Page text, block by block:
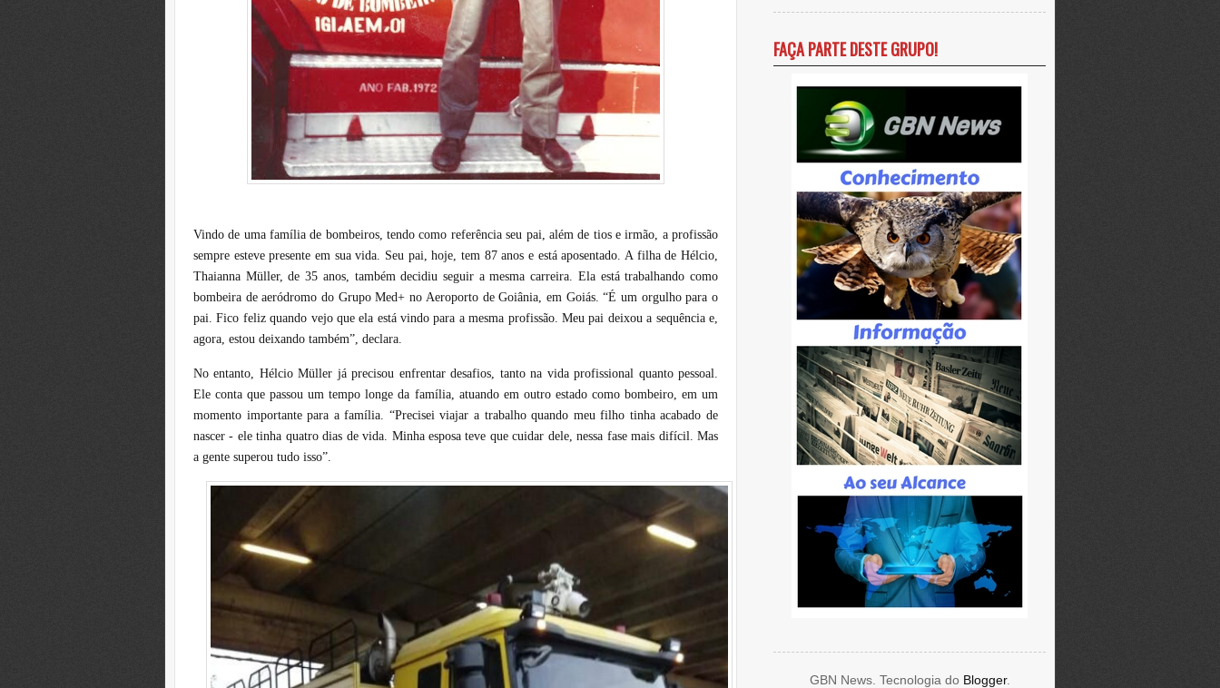
Vindo de uma família de bombeiros, tendo como referência seu pai, além de tios e irmão, a profissão
sempre esteve presente em sua vida. Seu pai, hoje, tem 87 anos e está aposentado. A filha de Hélcio,
Thaianna Müller, de 35 anos, também decidiu seguir a mesma carreira. Ela está trabalhando como
bombeira de aeródromo do Grupo Med+ no Aeroporto de Goiânia, em Goiás. “É um orgulho para o
pai. Fico feliz quando vejo que ela está vindo para a mesma profissão. Meu pai deixou a sequência e,
agora, estou deixando também”, declara.
No entanto, Hélcio Müller já precisou enfrentar desafios, tanto na vida profissional quanto pessoal.
Ele conta que passou um tempo longe da família, atuando em outro estado como bombeiro, em um
momento importante para a família. “Precisei viajar a trabalho quando meu filho tinha acabado de
nascer - ele tinha quatro dias de vida. Minha esposa teve que cuidar dele, nessa fase mais difícil. Mas
a gente superou tudo isso”.
FAÇA PARTE DESTE GRUPO!
GBN News. Tecnologia do Blogger.